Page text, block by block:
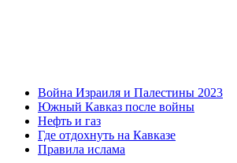
Война Израиля и Палестины 2023
Южный Кавказ после войны
Нефть и газ
Где отдохнуть на Кавказе
Правила ислама